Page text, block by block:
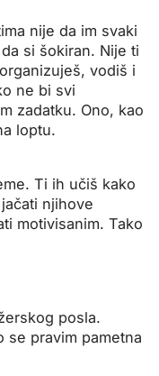
nije da im svaki
si šokiran. Nije ti
vodiš i
ne bi svi
zadatku. Ono, kao
loptu.
Ti ih učiš kako
njihove
motivisanim. Tako
posla.
se pravim pametna